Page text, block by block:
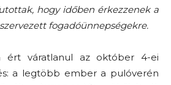
hogy időben érkezzenek a
fogadóünnepségekre.
ért váratlanul az október 4-ei
a legtöbb ember a pulóverén